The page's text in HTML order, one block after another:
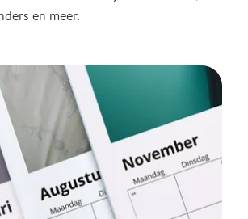
en meer.